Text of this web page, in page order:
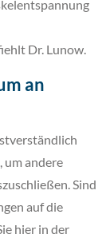
Dr. Lunow.
an
um andere
Sind
auf die
hier in der